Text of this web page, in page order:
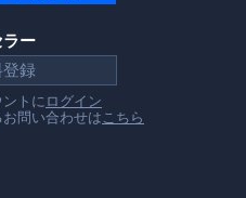
ラー
録
トに ログイン
問い合わせは こちら